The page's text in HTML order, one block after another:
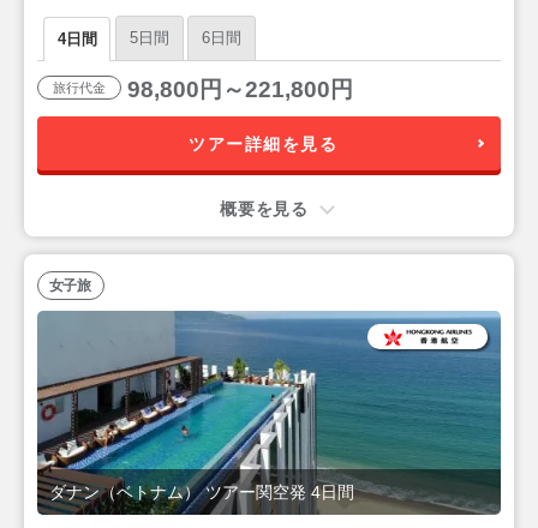
泊ダナン2泊4日
4日間 5日間 6日間
旅行代金 98,800円～221,800円
ツアー詳細を見る
概要を見る
ダナン（ベトナム） ツアー関空発 4日間
女子旅